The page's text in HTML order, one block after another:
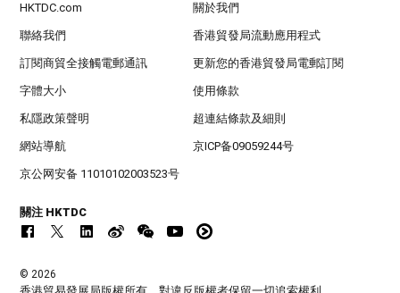
HKTDC.com 關於我們
聯絡我們 香港貿發局流動應用程式
訂閱商貿全接觸電郵通訊 更新您的香港貿發局電郵訂閱
字體大小 使用條款
私隱政策聲明 超連結條款及細則
網站導航 京ICP备09059244号
京公网安备 11010102003523号
關注 HKTDC
© 2026